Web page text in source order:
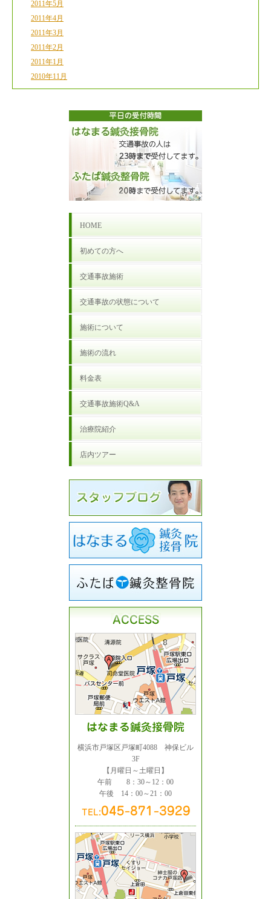
2011年5月
2011年4月
2011年3月
2011年2月
2011年1月
2010年11月
HOME
初めての方へ
交通事故施術
交通事故の状態について
施術について
施術の流れ
料金表
交通事故施術Q&A
治療院紹介
店内ツアー
横浜市戸塚区戸塚町4088 神保ビル
3F
【月曜日～土曜日】
午前 8：30～12：00
午後 14：00～21：00